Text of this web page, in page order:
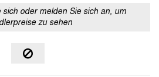
sich oder melden Sie sich an, um
zu sehen